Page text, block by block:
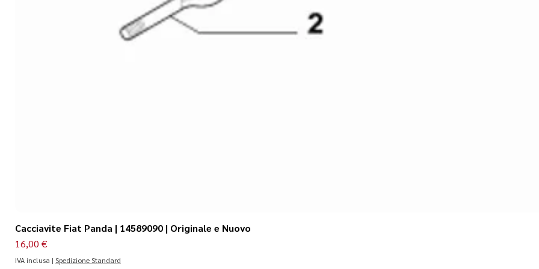
Cacciavite Fiat Panda | 14589090 | Originale e Nuovo
Prezzo
16,00 €
IVA inclusa | Spedizione Standard